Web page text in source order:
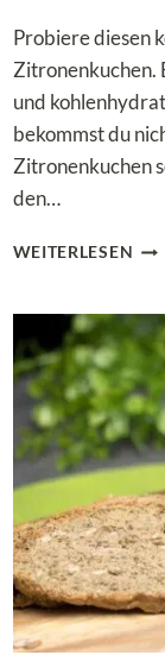
Probiere diesen
Zitronenkuchen.
und
bekommst du
Zitronenkuchen
den…
WEITERLESEN LOW
MIT
–
EIN
&